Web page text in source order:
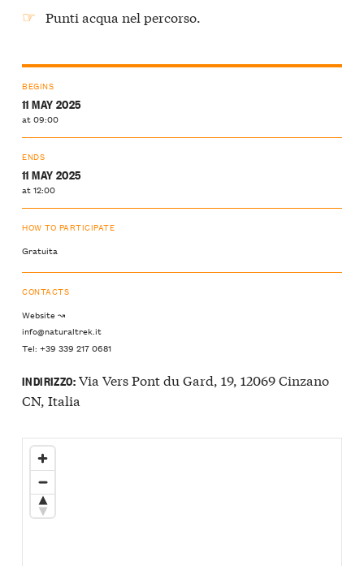
Punti acqua nel percorso.
BEGINS
11 MAY 2025
at 09:00
ENDS
11 MAY 2025
at 12:00
HOW TO PARTICIPATE
Gratuita
CONTACTS
Website ↝
info@naturaltrek.it
Tel: +39 339 217 0681
INDIRIZZO:Via Vers Pont du Gard, 19, 12069 Cinzano
CN, Italia